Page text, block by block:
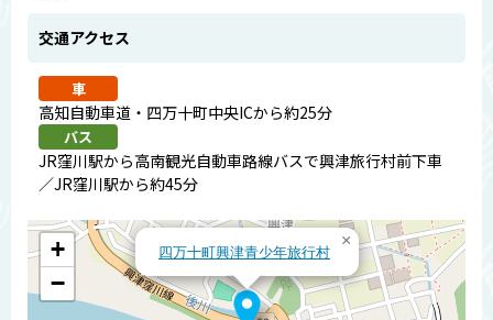
交通アクセス
車
高知自動車道・四万十町中央ICから約25分
バス
JR窪川駅から高南観光自動車路線バスで興津旅行村前下車
／JR窪川駅から約45分
四万十町興津青少年旅行村
×
+
−